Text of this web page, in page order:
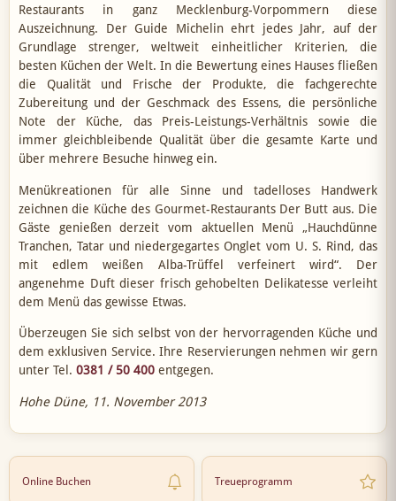
Restaurants in ganz Mecklenburg-Vorpommern diese
Auszeichnung. Der Guide Michelin ehrt jedes Jahr, auf der
Grundlage strenger, weltweit einheitlicher Kriterien, die
besten Küchen der Welt. In die Bewertung eines Hauses fließen
die Qualität und Frische der Produkte, die fachgerechte
Zubereitung und der Geschmack des Essens, die persönliche
Note der Küche, das Preis-Leistungs-Verhältnis sowie die
immer gleichbleibende Qualität über die gesamte Karte und
über mehrere Besuche hinweg ein.
Menükreationen für alle Sinne und tadelloses Handwerk
zeichnen die Küche des Gourmet-Restaurants Der Butt aus. Die
Gäste genießen derzeit vom aktuellen Menü „Hauchdünne
Tranchen, Tatar und niedergegartes Onglet vom U. S. Rind, das
mit edlem weißen Alba-Trüffel verfeinert wird“. Der
angenehme Duft dieser frisch gehobelten Delikatesse verleiht
dem Menü das gewisse Etwas.
Überzeugen Sie sich selbst von der hervorragenden Küche und
dem exklusiven Service. Ihre Reservierungen nehmen wir gern
unter Tel. 0381 / 50 400 entgegen.
Hohe Düne, 11. November 2013
Online Buchen Treueprogramm